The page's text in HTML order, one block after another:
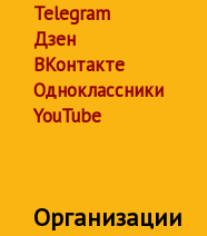
Telegram
Дзен
ВКонтакте
Одноклассники
YouTube
Организации